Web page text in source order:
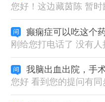
您好！这边藏茵陈 暂时
癫痫症可以吃这个药吗
我脑出血出院，手术回家